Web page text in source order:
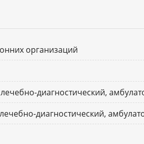
организаций
диагностический,
диагностический,